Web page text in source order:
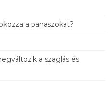
a panaszokat?
a szaglás és